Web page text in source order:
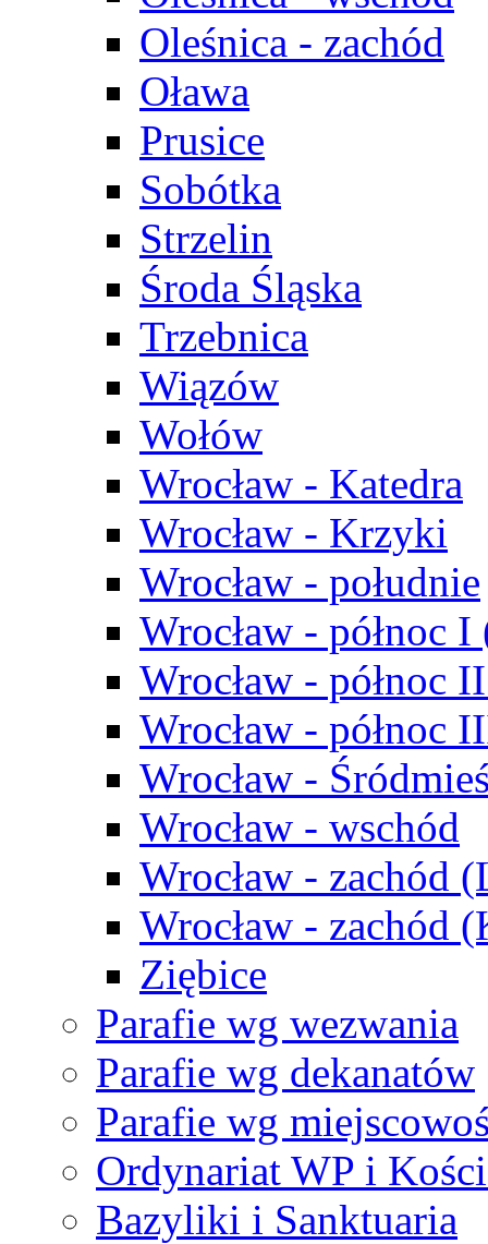
Oleśnica - zachód
Oława
Prusice
Sobótka
Strzelin
Środa Śląska
Trzebnica
Wiązów
Wołów
Wrocław - Katedra
Wrocław - Krzyki
Wrocław - południe
Wrocław - północ
Wrocław - północ
Wrocław - północ
Wrocław -
Wrocław - wschód
Wrocław - zachód
Wrocław - zachód
Ziębice
Parafie wg wezwania
Parafie wg dekanatów
Parafie wg
Ordynariat WP i
Bazyliki i Sanktuaria